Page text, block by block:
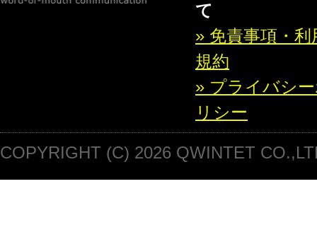
て
» 免責事項・利
規約
» プライバシ
リシー
COPYRIGHT (C) 2026 QWINTET